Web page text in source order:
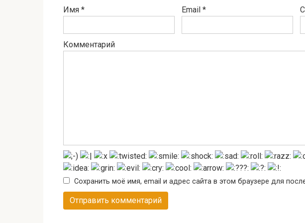
Имя * Email *
Комментарий
Сохранить моё имя, email и адрес сайта в этом браузере для